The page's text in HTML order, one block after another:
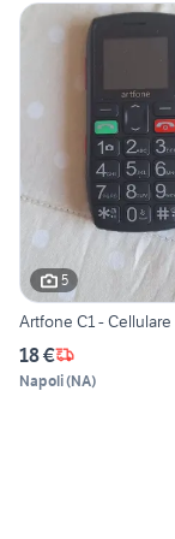
5
Artfone C1 -
18 €
Napoli(NA)